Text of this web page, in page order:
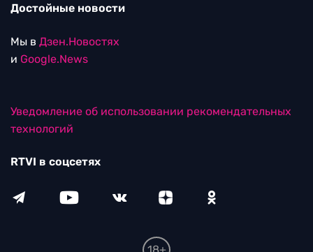
Достойные новости
Мы в Дзен.Новостях
и Google.News
Уведомление об использовании рекомендательных
технологий
RTVI в соцсетях